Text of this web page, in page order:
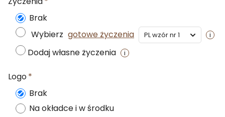
Brak
Wybierz gotowe życzenia
Dodaj własne życzenia
Logo
Brak
Na okładce i w środku